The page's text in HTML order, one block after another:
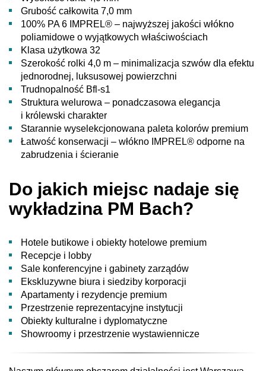
Grubość całkowita 7,0 mm
100% PA 6 IMPREL® – najwyższej jakości włókno
poliamidowe o wyjątkowych właściwościach
Klasa użytkowa 32
Szerokość rolki 4,0 m – minimalizacja szwów dla efektu
jednorodnej, luksusowej powierzchni
Trudnopalność Bfl-s1
Struktura welurowa – ponadczasowa elegancja
i królewski charakter
Starannie wyselekcjonowana paleta kolorów premium
Łatwość konserwacji – włókno IMPREL® odporne na
zabrudzenia i ścieranie
Do jakich miejsc nadaje się
wykładzina PM Bach?
Hotele butikowe i obiekty hotelowe premium
Recepcje i lobby
Sale konferencyjne i gabinety zarządów
Ekskluzywne biura i siedziby korporacji
Apartamenty i rezydencje premium
Przestrzenie reprezentacyjne instytucji
Obiekty kulturalne i dyplomatyczne
Showroomy i przestrzenie wystawiennicze